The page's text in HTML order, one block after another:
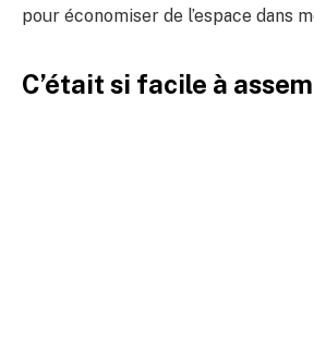
pour économiser de l’espace dans
C’était si facile à